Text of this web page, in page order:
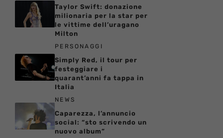
Taylor Swift: donazione
milionaria per la star per
le vittime dell’uragano
Milton
PERSONAGGI
Simply Red, il tour per
festeggiare i
quarant’anni fa tappa in
Italia
NEWS
Caparezza, l’annuncio
social: “sto scrivendo un
nuovo album”